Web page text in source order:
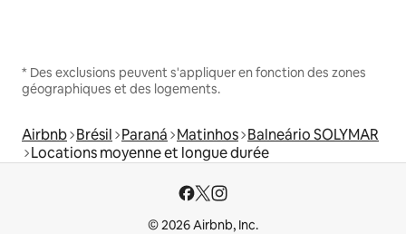
* Des exclusions peuvent s'appliquer en fonction des zones
géographiques et des logements.
Airbnb Brésil Paraná Matinhos Balneário SOLYMAR
Locations moyenne et longue durée
© 2026 Airbnb, Inc.